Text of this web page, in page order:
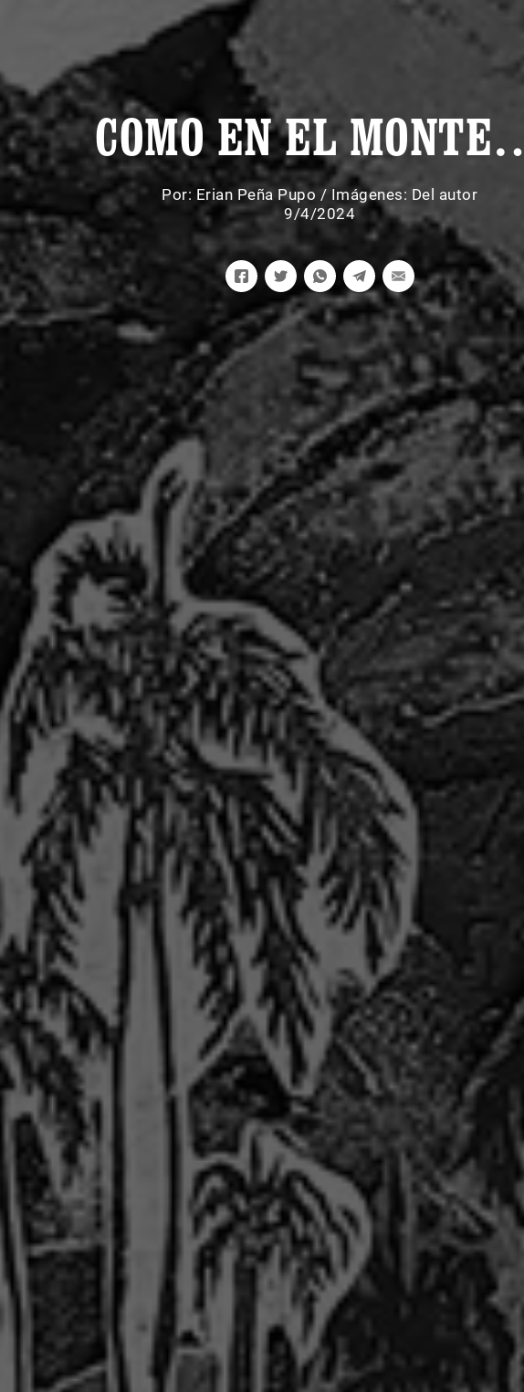
COMO EN EL
Por: Erian Peña Pupo / Imágenes: Del autor
9/4/2024